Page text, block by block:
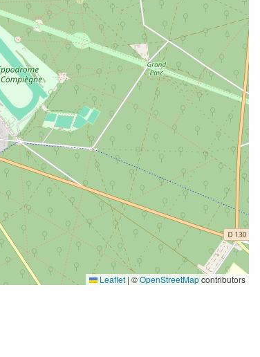
Leaflet | ©OpenStreetMapcontributors